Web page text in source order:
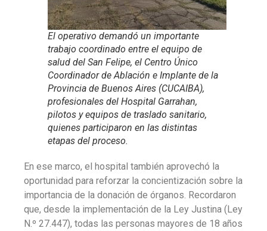
El operativo demandó un importante
trabajo coordinado entre el equipo de
salud del San Felipe, el Centro Único
Coordinador de Ablación e Implante de la
Provincia de Buenos Aires (CUCAIBA),
profesionales del Hospital Garrahan,
pilotos y equipos de traslado sanitario,
quienes participaron en las distintas
etapas del proceso.
En ese marco, el hospital también aprovechó la
oportunidad para reforzar la concientización sobre la
importancia de la donación de órganos. Recordaron
que, desde la implementación de la Ley Justina (Ley
N.º 27.447), todas las personas mayores de 18 años